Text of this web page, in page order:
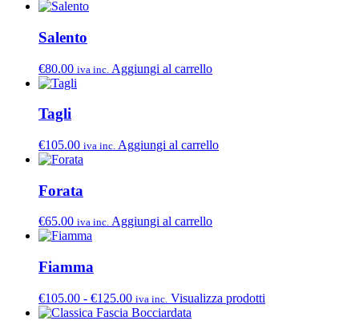
a
€105.00
Salento
€80.00 iva inc. Aggiungi al carrello
Tagli
€105.00 iva inc. Aggiungi al carrello
Forata
€65.00 iva inc. Aggiungi al carrello
Fiamma
€105.00 - €125.00Fascia
di
iva inc. Visualizza prodotti